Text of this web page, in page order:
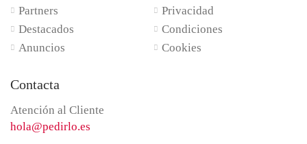
Partners
Destacados
Anuncios
Privacidad
Condiciones
Cookies
Contacta
Atención al Cliente
hola@pedirlo.es